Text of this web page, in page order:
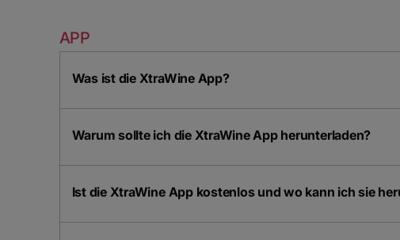
APP
Was ist die XtraWine App?
Warum sollte ich die XtraWine App herunterladen?
Ist die XtraWine App kostenlos und wo kann ich sie